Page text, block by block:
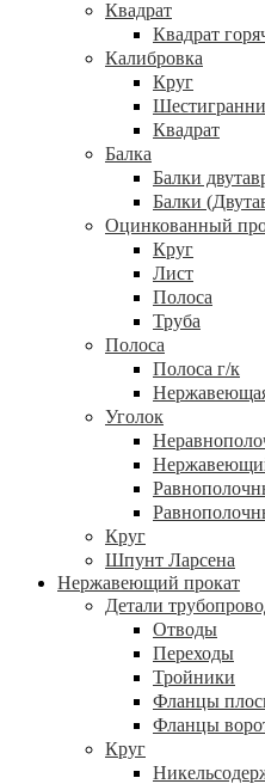
Квадрат
Квадрат
Калибровка
Круг
Квадрат
Балка
Балки
Балки
Оцинкованный
Круг
Лист
Полоса
Труба
Полоса
Полоса г/к
Уголок
Круг
Шпунт Ларсена
Нержавеющий прокат
Детали
Отводы
Переходы
Тройники
Фланцы
Фланцы
Круг